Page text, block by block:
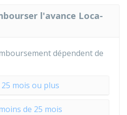
l'avance Loca-
dépendent de
25 mois ou plus
de 25 mois